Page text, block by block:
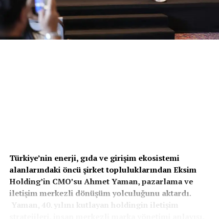
Enerji ve Enerjisa’da santral işletmeciliği alanında
yöneticilik yaptı. 2015 yılında katıldığı Yeniköy
Kemerköy Enerji’de İşletmeler Direktör Yardımcılığı,
İşletmeler Direktörlüğü ve Genel Müdür Yardımcılığı
Kariyerine 1997 yılında Trakya Elektrik Dağıtım A.Ş.’de
başlayan Can, muhasebe, finans ve mali yönetim
alanlarında farklı görevler üstlendi. Son olarak Trakya
Elektrik Dağıtım A.Ş.’de (TREDAŞ) Mali ve İdari İşler
Direktörü olarak görev yapan Can, 16 Temmuz itibarıyla
Türkiye’nin enerji, gıda ve girişim ekosistemi
alanlarındaki öncü şirket topluluklarından Eksim
Holding’in CMO’su Ahmet Yaman,pazarlama ve
iletişim merkezli dönüşüm yolculuğunu aktardı.
Yaman, 40. yılını kutlayan holdingin iletişim